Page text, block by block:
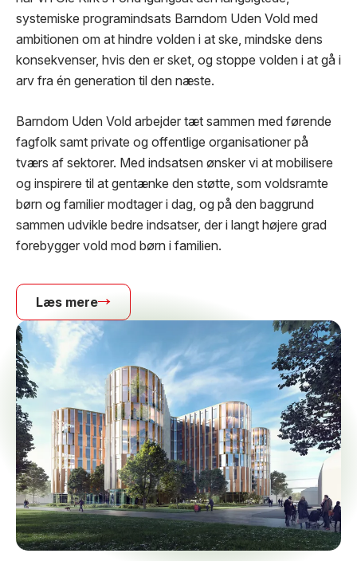
systemiske programindsats Barndom Uden Vold med
ambitionen om at hindre volden i at ske, mindske dens
konsekvenser, hvis den er sket, og stoppe volden i at gå i
arv fra én generation til den næste.
Barndom Uden Vold arbejder tæt sammen med førende
fagfolk samt private og offentlige organisationer på
tværs af sektorer. Med indsatsen ønsker vi at mobilisere
og inspirere til at gentænke den støtte, som voldsramte
børn og familier modtager i dag, og på den baggrund
sammen udvikle bedre indsatser, der i langt højere grad
forebygger vold mod børn i familien.
Læs mere